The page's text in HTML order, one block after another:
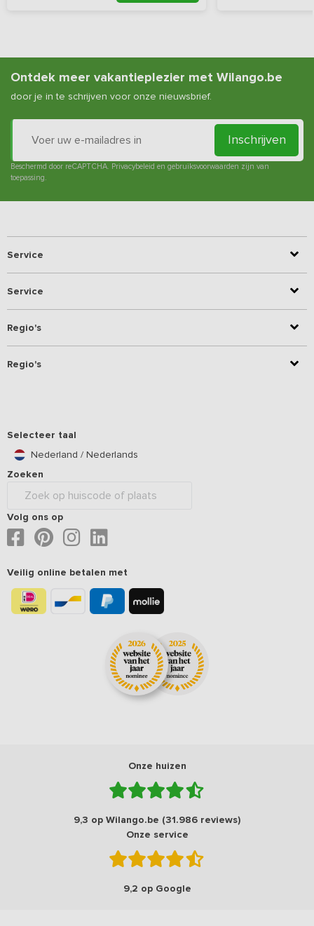
Ontdek meer vakantieplezier met Wilango.be
door je in te schrijven voor onze nieuwsbrief.
Inschrijven
Beschermd door reCAPTCHA. Privacybeleid en gebruiksvoorwaarden zijn van
toepassing.
Service
Service
Regio's
Regio's
Selecteer taal
Nederland / Nederlands
Zoeken
Volg ons op
Veilig online betalen met
Onze huizen
9,3 op Wilango.be (31.986 reviews)
Onze service
9,2 op Google